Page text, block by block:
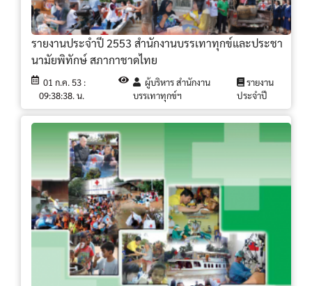
รายงานประจำปี 2553 สำนักงานบรรเทาทุกข์และประชา
นามัยพิทักษ์ สภากาชาดไทย
01 ก.ค. 53 :
09:38:38. น.
ผู้บริหาร สำนักงาน
บรรเทาทุกข์ฯ
รายงาน
ประจำปี